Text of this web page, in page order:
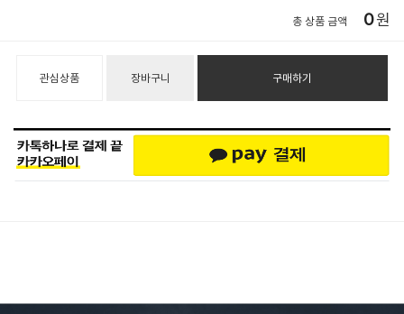
총 상품 금액 0원
관심상품 장바구니 구매하기